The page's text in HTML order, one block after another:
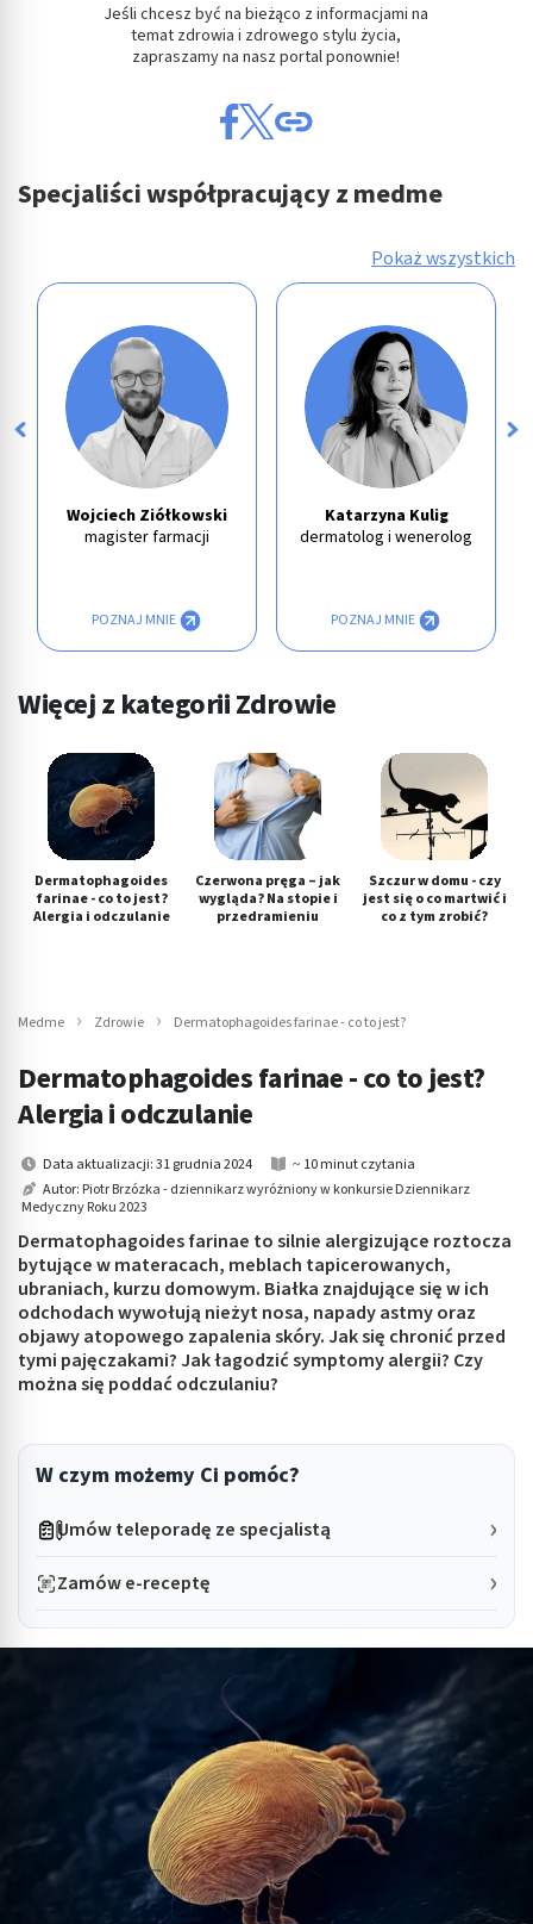
Jeśli chcesz być na bieżąco z informacjami na
temat zdrowia i zdrowego stylu życia,
zapraszamy na nasz portal ponownie!
Specjaliści współpracujący z medme
Pokaż wszystkich
Wojciech Ziółkowski
magister farmacji
POZNAJ MNIE
Katarzyna Kulig
dermatolog i wenerolog
POZNAJ MNIE
Więcej z kategorii Zdrowie
Dermatophagoides
farinae - co to jest?
Alergia i odczulanie
Czerwona pręga – jak
wygląda? Na stopie i
przedramieniu
Szczur w domu - czy
jest się o co martwić i
co z tym zrobić?
Medme Zdrowie Dermatophagoides farinae - co to jest?
Dermatophagoides farinae - co to jest?
Alergia i odczulanie
Data aktualizacji: 31 grudnia 2024
~ 10 minut czytania
Autor: Piotr Brzózka - dziennikarz wyróżniony w konkursie Dziennikarz
Medyczny Roku 2023
Dermatophagoides farinae to silnie alergizujące roztocza
bytujące w materacach, meblach tapicerowanych,
ubraniach, kurzu domowym. Białka znajdujące się w ich
odchodach wywołują nieżyt nosa, napady astmy oraz
objawy atopowego zapalenia skóry. Jak się chronić przed
tymi pajęczakami? Jak łagodzić symptomy alergii? Czy
można się poddać odczulaniu?
W czym możemy Ci pomóc?
Umów teleporadę ze specjalistą
Zamów e-receptę